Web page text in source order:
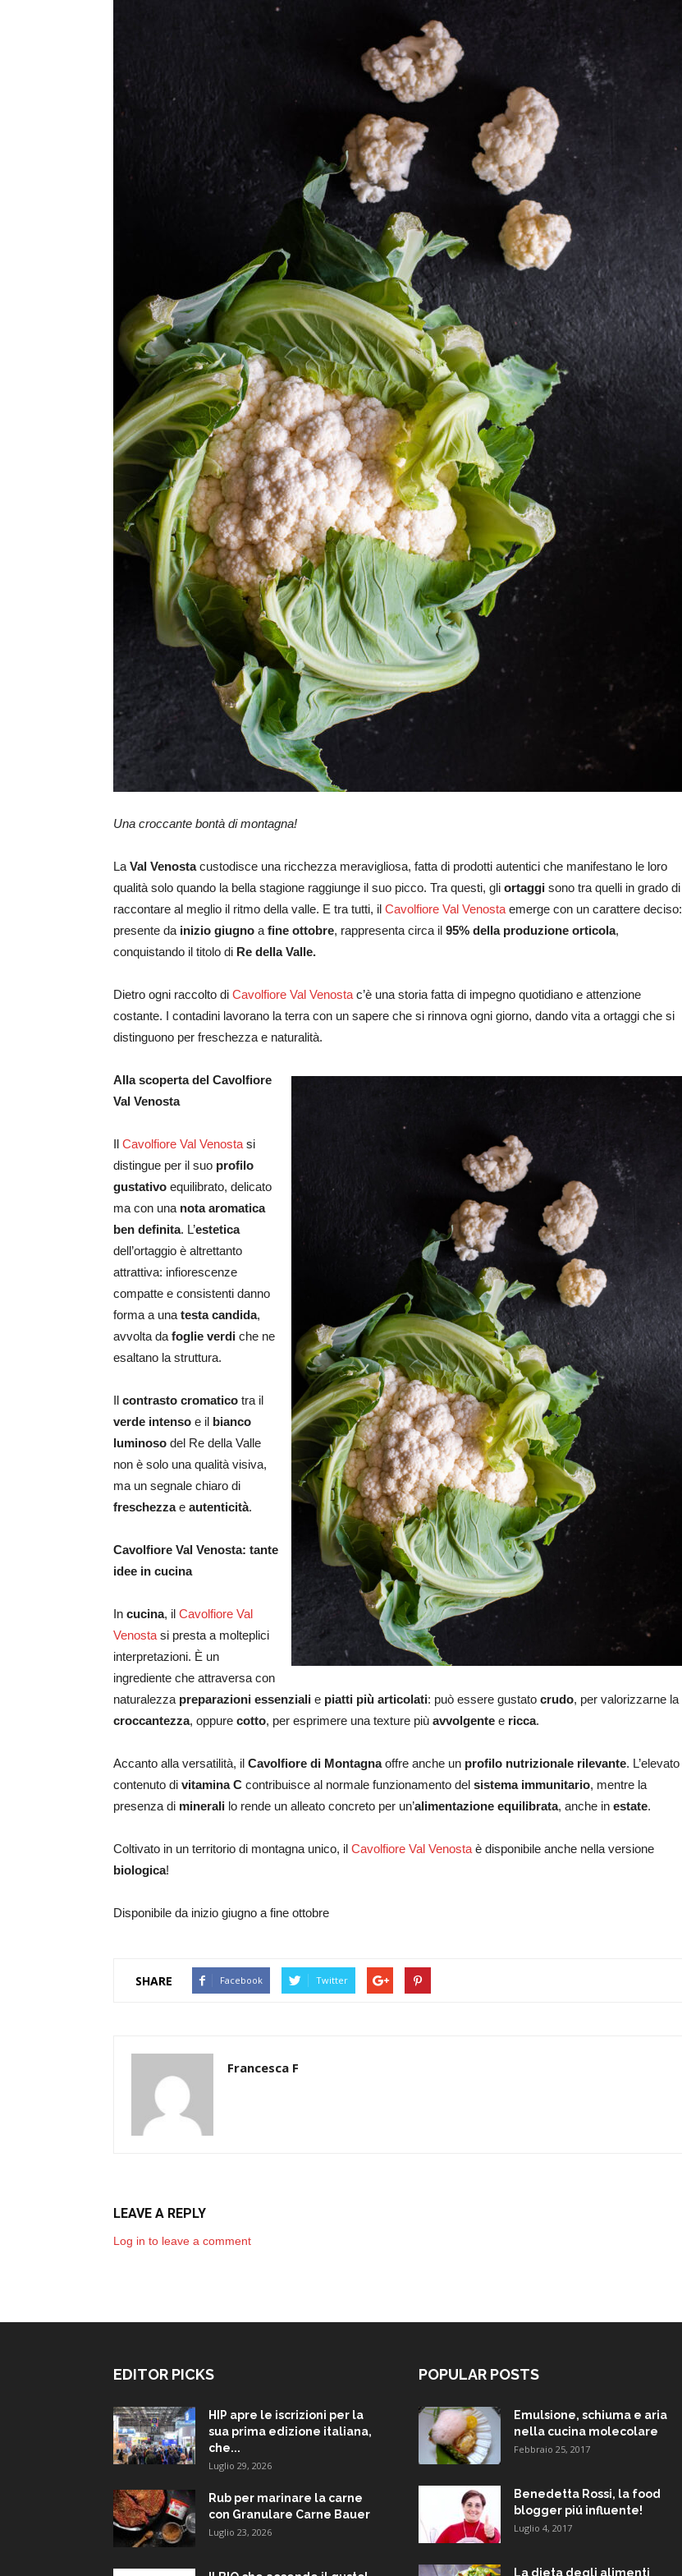
Una croccante bontà di montagna!
La Val Venostacustodisce una ricchezza meravigliosa, fatta di prodotti autentici che manifestano le loro
qualità solo quando la bella stagione raggiunge il suo picco. Tra questi, gli ortaggi sono tra quelli in grado di
raccontare al meglio il ritmo della valle. E tra tutti, il Cavolfiore Val Venosta emerge con un carattere deciso:
presente da inizio giugno a fine ottobre, rappresenta circa il 95% della produzione orticola,
conquistando il titolo di Re della Valle.
Dietro ogni raccolto di Cavolfiore Val Venosta c’è una storia fatta di impegno quotidiano e attenzione
costante. I contadini lavorano la terra con un sapere che si rinnova ogni giorno, dando vita a ortaggi che si
distinguono per freschezza e naturalità.
Alla scoperta del Cavolfiore
Val Venosta
Il Cavolfiore Val Venosta si
distingue per il suo profilo
gustativo equilibrato, delicato
ma con una nota aromatica
ben definita. L’estetica
dell’ortaggio è altrettanto
attrattiva: infiorescenze
compatte e consistenti danno
forma a una testa candida,
avvolta da foglie verdi che ne
esaltano la struttura.
Il contrasto cromatico tra il
verde intenso e il bianco
luminoso del Re della Valle
non è solo una qualità visiva,
ma un segnale chiaro di
freschezzae autenticità.
Cavolfiore Val Venosta: tante
idee in cucina
In cucina, il Cavolfiore Val
Venosta si presta a molteplici
interpretazioni. È un
ingrediente che attraversa con
naturalezza preparazioni essenziali e piatti più articolati: può essere gustato crudo, per valorizzarne la
croccantezza, oppure cotto, per esprimere una texture più avvolgente e ricca.
Accanto alla versatilità, il Cavolfiore di Montagnaoffre anche un profilo nutrizionale rilevante. L’elevato
contenuto di vitamina C contribuisce al normale funzionamento del sistema immunitario, mentre la
presenza di minerali lo rende un alleato concreto per un’alimentazione equilibrata, anche in estate.
Coltivato in un territorio di montagna unico, il Cavolfiore Val Venosta è disponibile anche nella versione
biologica!
Disponibile da inizio giugno a fine ottobre
SHARE Facebook Twitter
Francesca F
LEAVE A REPLY
Log in to leave a comment
EDITOR PICKS
HIP apre le iscrizioni per la
sua prima edizione italiana,
che...
Luglio 29, 2026
Rub per marinare la carne
con Granulare Carne Bauer
Luglio 23, 2026
POPULAR POSTS
Emulsione, schiuma e aria
nella cucina molecolare
Febbraio 25, 2017
Benedetta Rossi, la food
blogger piú influente!
Luglio 4, 2017
La dieta degli alimenti